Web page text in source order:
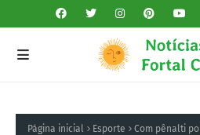
Página inicial Esporte
Com pênalti